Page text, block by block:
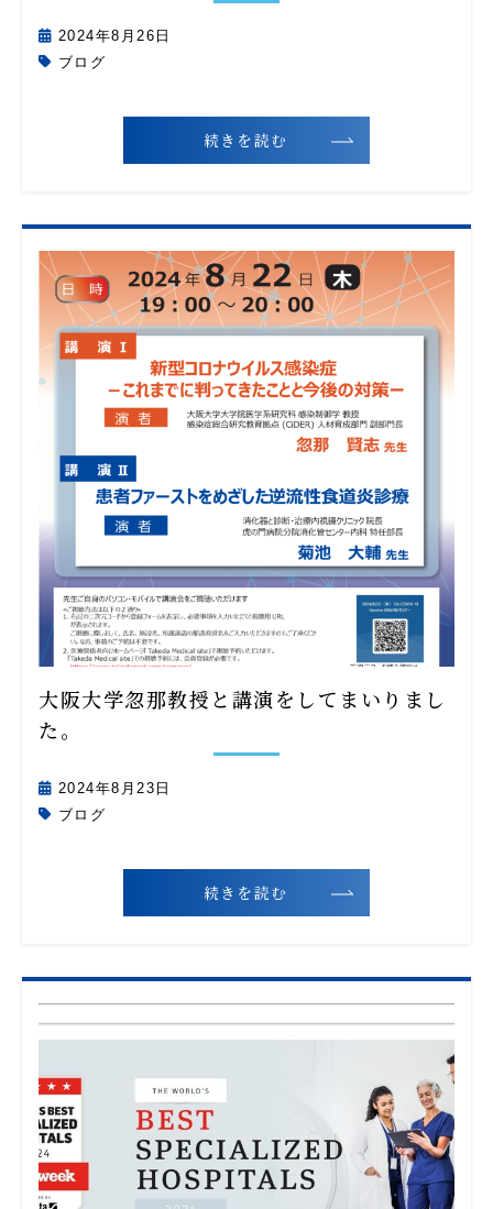
2024年8月26日
ブログ
続きを読む
大阪大学忽那教授と講演をしてまいりまし
た。
2024年8月23日
ブログ
続きを読む